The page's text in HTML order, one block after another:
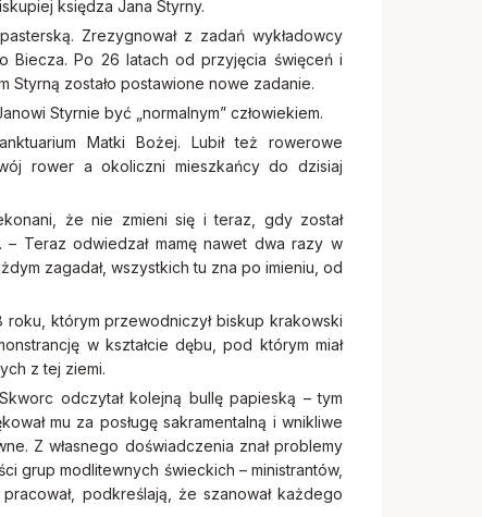
księdza Jana Styrny.
Zrezygnował z zadań wykładowcy
Biecza. Po 26 latach od przyjęcia święceń i
zostało postawione nowe zadanie.
Styrnie być „normalnym” człowiekiem.
Matki Bożej. Lubił też rowerowe
rower a okoliczni mieszkańcy do dzisiaj
że nie zmieni się i teraz, gdy został
Teraz odwiedzał mamę nawet dwa razy w
zagadał, wszystkich tu zna po imieniu, od
którym przewodniczył biskup krakowski
w kształcie dębu, pod którym miał
z tej ziemi.
odczytał kolejną bullę papieską – tym
mu za posługę sakramentalną i wnikliwe
Z własnego doświadczenia znał problemy
grup modlitewnych świeckich – ministrantów,
podkreślają, że szanował każdego